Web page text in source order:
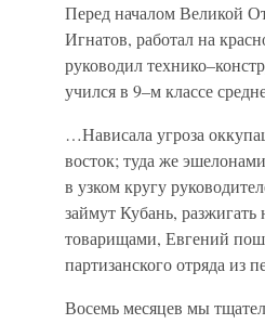
Перед началом Великой
Игнатов, работал на
руководил
учился в 9–м классе
…Нависала угроза
восток; туда же
в узком кругу
займут Кубань,
товарищами, Евгений
партизанского отряда из
Восемь месяцев мы